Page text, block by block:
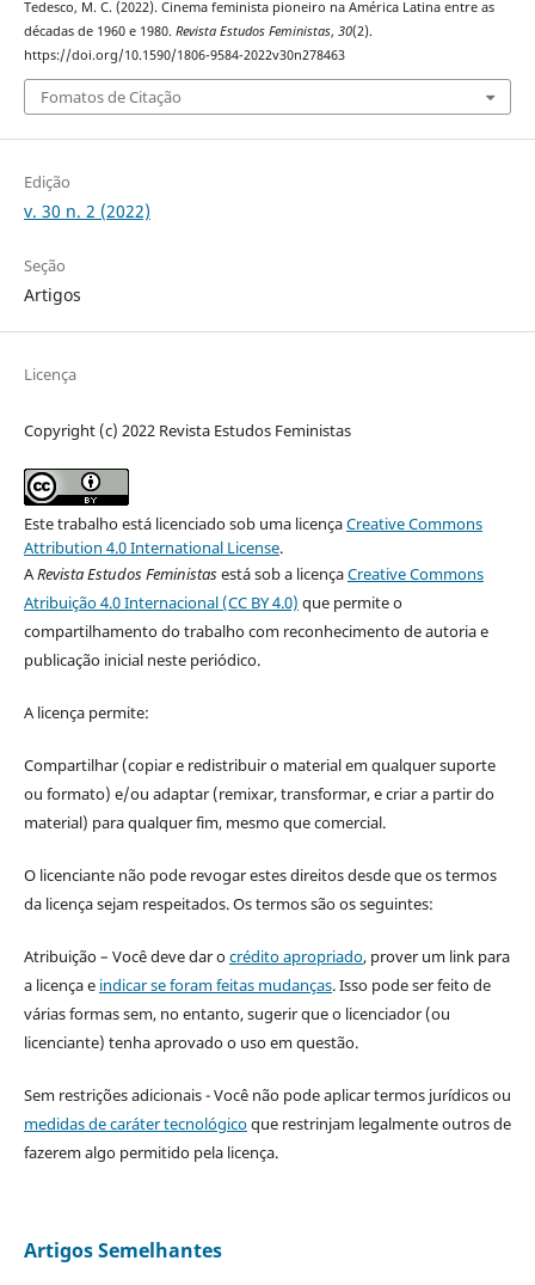
Tedesco, M. C. (2022). Cinema feminista pioneiro na América Latina entre as
décadas de 1960 e 1980. Revista Estudos Feministas, 30(2).
https://doi.org/10.1590/1806-9584-2022v30n278463
Fomatos de Citação
Edição
v. 30 n. 2 (2022)
Seção
Artigos
Licença
Copyright (c) 2022 Revista Estudos Feministas
Este trabalho está licenciado sob uma licençaCreative Commons
Attribution 4.0 International License.
ARevista Estudos Feministasestá sob a licençaCreative Commons
Atribuição 4.0 Internacional (CC BY 4.0) que permite o
compartilhamento do trabalho com reconhecimento de autoria e
publicação inicial neste periódico.
A licença permite:
Compartilhar (copiar e redistribuir o material em qualquer suporte
ou formato) e/ou adaptar (remixar, transformar, e criar a partir do
material) para qualquer fim, mesmo que comercial.
O licenciante não pode revogar estes direitos desde que os termos
da licença sejam respeitados. Os termos são os seguintes:
Atribuição – Você deve dar ocrédito apropriado, prover um link para
a licença e indicar se foram feitas mudanças. Isso pode ser feito de
várias formas sem, no entanto, sugerir que o licenciador (ou
licenciante) tenha aprovado o uso em questão.
Sem restrições adicionais - Você não pode aplicar termos jurídicos ou
medidas de caráter tecnológicoque restrinjam legalmente outros de
fazerem algo permitido pela licença.
Artigos Semelhantes